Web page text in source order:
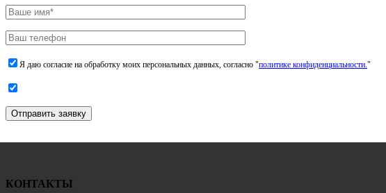
Я даю согласие на обработку моих персональных данных, согласно "политике конфиденциальности."
Отправить заявку
КОНТАКТЫ